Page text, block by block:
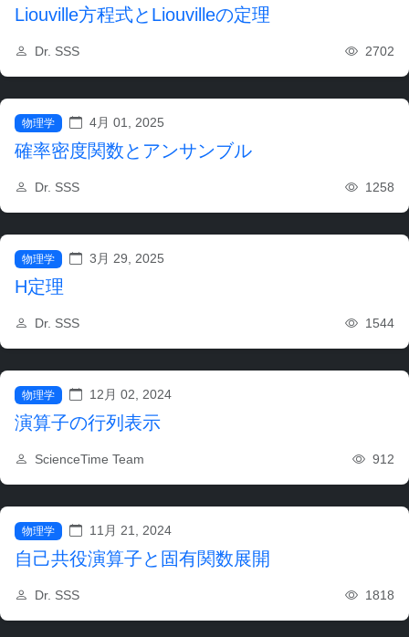
Liouville方程式とLiouvilleの定理
Dr. SSS 2702
物理学 4月 01, 2025
確率密度関数とアンサンブル
Dr. SSS 1258
物理学 3月 29, 2025
H定理
Dr. SSS 1544
物理学 12月 02, 2024
演算子の行列表示
ScienceTime Team 912
物理学 11月 21, 2024
自己共役演算子と固有関数展開
Dr. SSS 1818